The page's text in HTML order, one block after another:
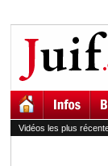
Vidéos les plus